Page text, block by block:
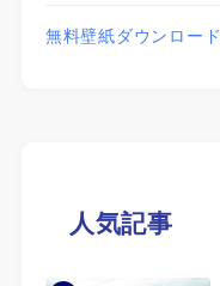
無料壁紙ダウンロード
人気記事